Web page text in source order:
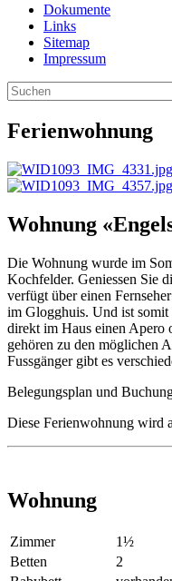
Dokumente
Links
Sitemap
Impressum
Ferienwohnung
Wohnung
Die Wohnung wurde im
Kochfelder. Geniessen Sie
verfügt über einen
im Glogghuis. Und ist somit
direkt im Haus einen Apero
gehören zu den möglichen
Fussgänger gibt es
Belegungsplan und
Diese Ferienwohnung wird
Wohnung
Zimmer
1½
Betten
2